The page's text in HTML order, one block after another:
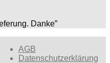
Danke”
AGB
Datenschutzerklärung